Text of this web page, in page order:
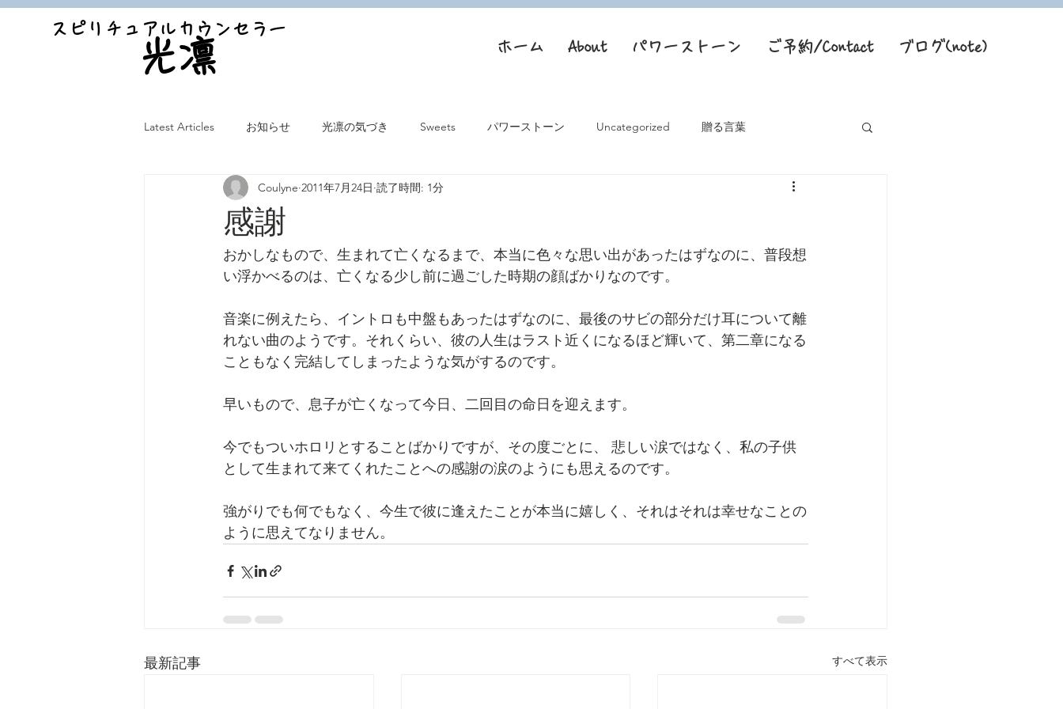
スピリチュアルカウンセラー
光凛 ホーム About パワーストーン ご予約/Contact ブログ(note)
Latest Articles お知らせ 光凛の気づき Sweets パワーストーン Uncategorized 贈る言葉
感謝
Coulyne 2011年7月24日 読了時間: 1分
おかしなもので、生まれて亡くなるまで、本当に色々な思い出があったはずなのに、普段想
い浮かべるのは、亡くなる少し前に過ごした時期の顔ばかりなのです。
音楽に例えたら、イントロも中盤もあったはずなのに、最後のサビの部分だけ耳について離
れない曲のようです。それくらい、彼の人生はラスト近くになるほど輝いて、第二章になる
こともなく完結してしまったような気がするのです。
早いもので、息子が亡くなって今日、二回目の命日を迎えます。
今でもついホロリとすることばかりですが、その度ごとに、 悲しい涙ではなく、私の子供
として生まれて来てくれたことへの感謝の涙のようにも思えるのです。
強がりでも何でもなく、今生で彼に逢えたことが本当に嬉しく、それはそれは幸せなことの
ように思えてなりません。
最新記事 すべて表示